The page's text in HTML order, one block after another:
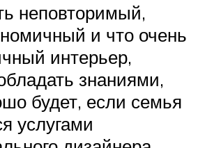
неповторимый,
и что очень
интерьер,
знаниями,
будет, если семья
услугами